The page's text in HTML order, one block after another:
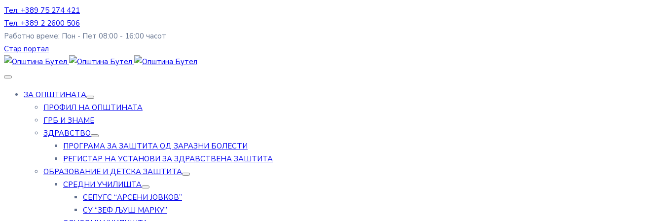
Тел: +389 75 274 421
Тел: +389 2 2600 506
Работно време: Пон - Пет 08:00 - 16:00 часот
Стар портал
ЗА ОПШТИНАТА
ПРОФИЛ НА ОПШТИНАТА
ГРБ И ЗНАМЕ
ЗДРАВСТВО
ПРОГРАМА ЗА ЗАШТИТА ОД ЗАРАЗНИ БОЛЕСТИ
РЕГИСТАР НА УСТАНОВИ ЗА ЗДРАВСТВЕНА ЗАШТИТА
ОБРАЗОВАНИЕ И ДЕТСКА ЗАШТИТА
СРЕДНИ УЧИЛИШТА
СЕПУГС “АРСЕНИ ЈОВКОВ”
СУ “ЗЕФ ЉУШ МАРКУ”